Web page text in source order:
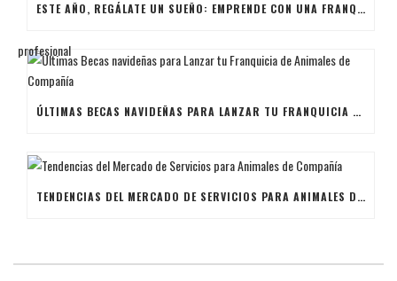
ESTE AÑO, REGÁLATE UN SUEÑO: EMPRENDE CON UNA FRANQUICIA DE EL PERRO FELIZ
ÚLTIMAS BECAS NAVIDEÑAS PARA LANZAR TU FRANQUICIA DE ANIMALES DE COMPAÑÍA
TENDENCIAS DEL MERCADO DE SERVICIOS PARA ANIMALES DE COMPAÑÍA